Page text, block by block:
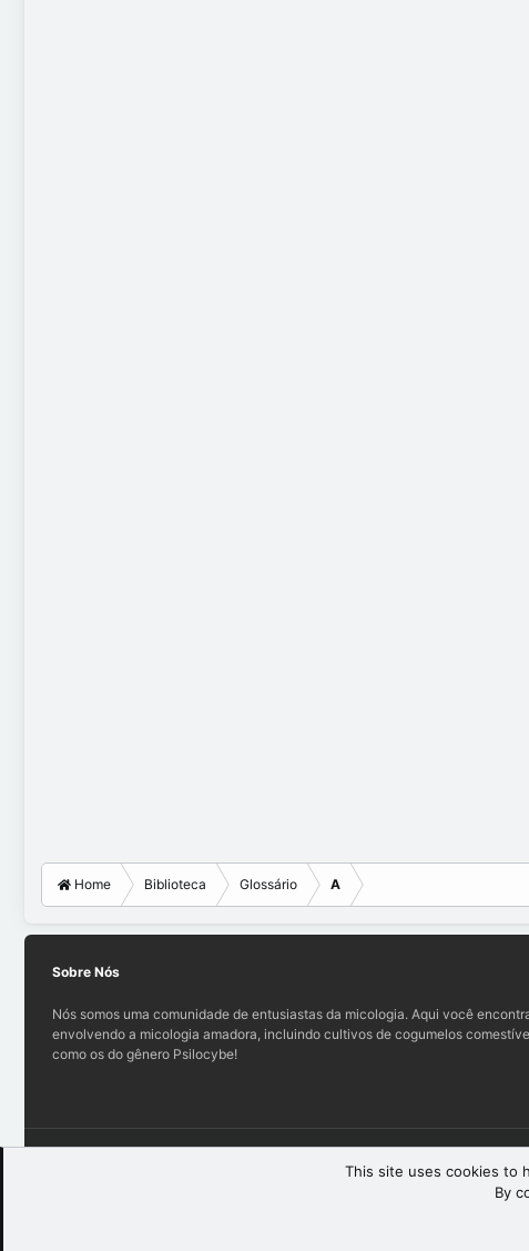
Home Biblioteca Glossário A
Sobre Nós
Nós somos uma comunidade de entusiastas da micologia. Aqui você
envolvendo a micologia amadora, incluindo cultivos de cogumelos
como os do gênero Psilocybe!
XenForo theme
This site uses cookies to
By